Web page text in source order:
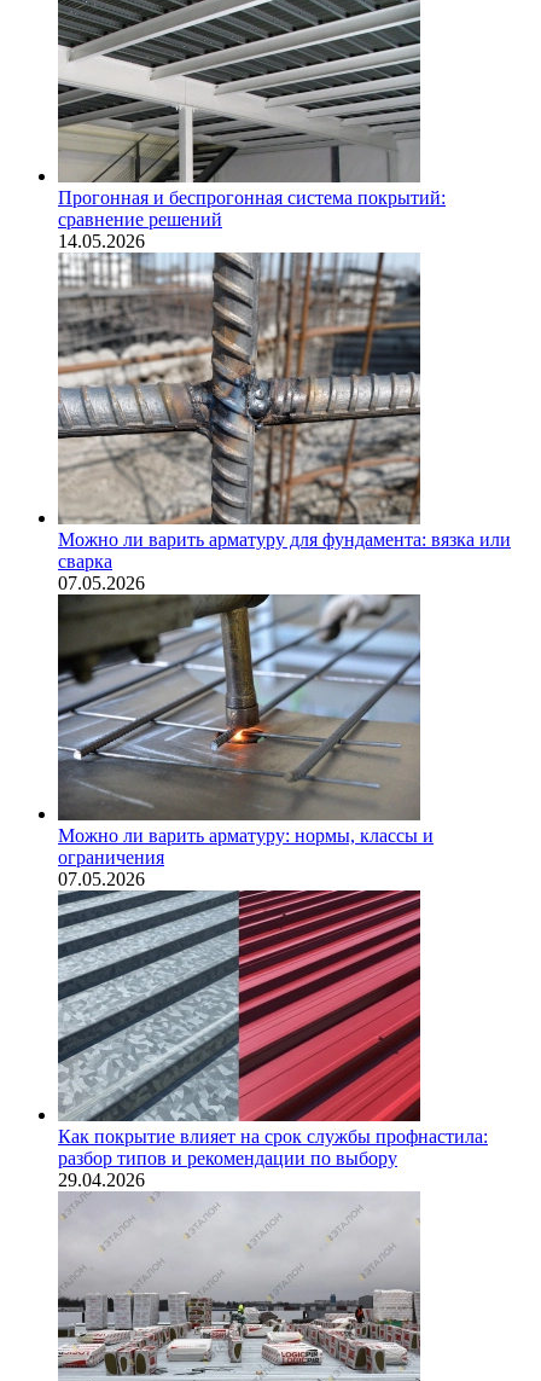
Прогонная и беспрогонная система покрытий:
сравнение решений
14.05.2026
Можно ли варить арматуру для фундамента: вязка или
сварка
07.05.2026
Можно ли варить арматуру: нормы, классы и
ограничения
07.05.2026
Как покрытие влияет на срок службы профнастила:
разбор типов и рекомендации по выбору
29.04.2026